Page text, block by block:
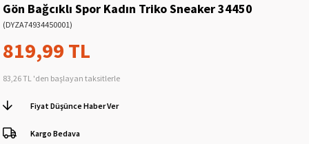
Gön Bağcıklı Spor Kadın Triko Sneaker 34450
(DYZA74934450001)
819,99 TL
83,26 TL 'den başlayan taksitlerle
Fiyat Düşünce Haber Ver
Kargo Bedava